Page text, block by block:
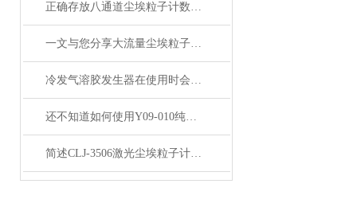
正确存放八通道尘埃粒子计数器可确保其长期使用的有效性
一文与您分享大流量尘埃粒子计数器的维护保养方法
冷发气溶胶发生器在使用时会遇到的难题分析
还不知道如何使用Y09-010纯水雾化器？进来看
简述CLJ-3506激光尘埃粒子计数器的常见故障相应解决方法